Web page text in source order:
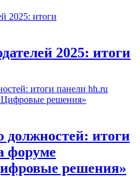
2025: итоги
итоги
форуме
решения»